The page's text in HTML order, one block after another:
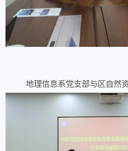
地理信息系党支部与区自然